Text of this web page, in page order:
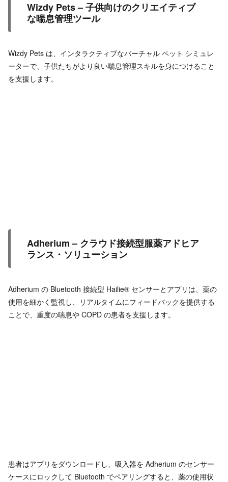
Wizdy Pets – 子供向けのクリエイティブ
な喘息管理ツール
Wizdy Pets は、インタラクティブなバーチャル ペット シミュレ
ーターで、子供たちがより良い喘息管理スキルを身につけること
を支援します。
Adherium – クラウド接続型服薬アドヒア
ランス・ソリューション
Adherium の Bluetooth 接続型 Hailie® センサーとアプリは、薬の
使用を細かく監視し、リアルタイムにフィードバックを提供する
ことで、重度の喘息や COPD の患者を支援します。
患者はアプリをダウンロードし、吸入器を Adherium のセンサー
ケースにロックして Bluetooth でペアリングすると、薬の使用状